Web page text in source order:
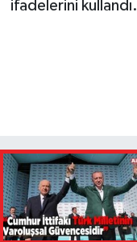
ifadelerini kullandı.